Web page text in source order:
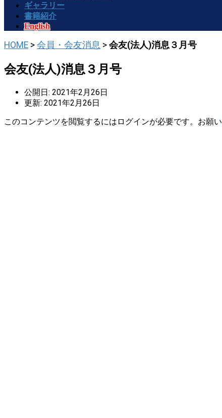
ギャラリー
書籍紹介
English
HOME > 会員・会友消息 > 会友(法人)消息３月号
会友(法人)消息３月号
公開日: 2021年2月26日
更新: 2021年2月26日
このコンテンツを閲覧するにはログインが必要です。お願い